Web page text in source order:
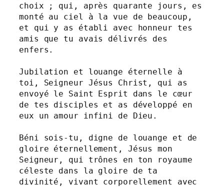
choix ; qui, après quarante jours, es
monté au ciel à la vue de beaucoup,
et qui y as établi avec honneur tes
amis que tu avais délivrés des
enfers.
Jubilation et louange éternelle à
toi, Seigneur Jésus Christ, qui as
envoyé le Saint Esprit dans le cœur
de tes disciples et as développé en
eux un amour infini de Dieu.
Béni sois-tu, digne de louange et de
gloire éternellement, Jésus mon
Seigneur, qui trônes en ton royaume
céleste dans la gloire de ta
divinité, vivant corporellement avec